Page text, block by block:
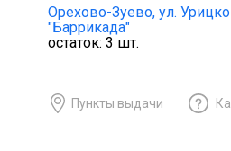
Орехово-Зуево, ул.
"Баррикада"
остаток: 3 шт.
Пункты выдачи